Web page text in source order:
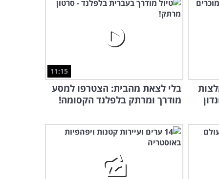
14 המלצות
11:15
בלי לצאת מהבית: הצטרפו למסע
מודרך ומרתק בלפלנד הקסומה!